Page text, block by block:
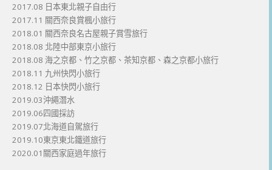
2017.08 日本東北親子自由行
2017.11 關西奈良賞楓小旅行
2018.01 關西奈良名古屋親子賞雪旅行
2018.08 北陸中部東京小旅行
2018.08 海之京都、竹之京都、茶知京都、森之京都小旅行
2018.11 九州快閃小旅行
2018.12 日本快閃小旅行
2019.03沖繩潛水
2019.06四國採訪
2019.07北海道自駕旅行
2019.10東京東北鐵道旅行
2020.01關西家庭過年旅行